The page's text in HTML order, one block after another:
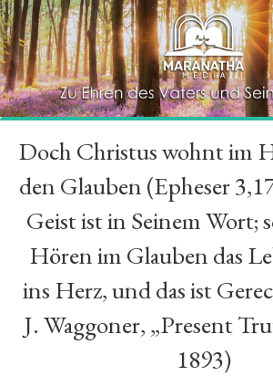
“
Doch Christus wohnt im
den Glauben (Epheser
Geist ist in Seinem Wort;
Hören im Glauben das
ins Herz, und das ist
J. Waggoner, „Present
1893)